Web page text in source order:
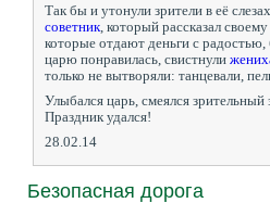
Так бы и утонули зрители в её
советник , который рассказал
которые отдают деньги с
царю понравилась, свистнули
только не вытворяли: танцевали,
Улыбался царь, смеялся
Праздник удался!
28.02.14
Безопасная дорога